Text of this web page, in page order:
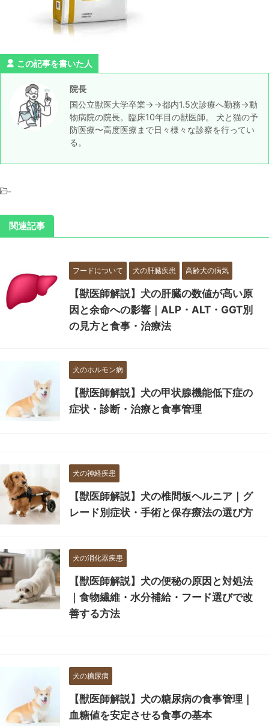
この記事を書いた人
院長
国公立獣医大学卒業→→都内1.5次診療へ勤務→動
物病院の院長。臨床10年目の獣医師。 犬と猫の予
防医療〜高度医療まで日々様々な診察を行ってい
る。
-
関連記事
フードについて 犬の肝臓疾患 高齢犬の病気
【獣医師解説】犬の肝臓の数値が高い原
因と余命への影響｜ALP・ALT・GGT別
の見方と食事・治療法
犬のホルモン病
【獣医師解説】犬の甲状腺機能低下症の
症状・診断・治療と食事管理
犬の神経疾患
【獣医師解説】犬の椎間板ヘルニア｜グ
レード別症状・手術と保存療法の選び方
犬の消化器疾患
【獣医師解説】犬の便秘の原因と対処法
｜食物繊維・水分補給・フード選びで改
善する方法
犬の糖尿病
【獣医師解説】犬の糖尿病の食事管理｜
血糖値を安定させる食事の基本